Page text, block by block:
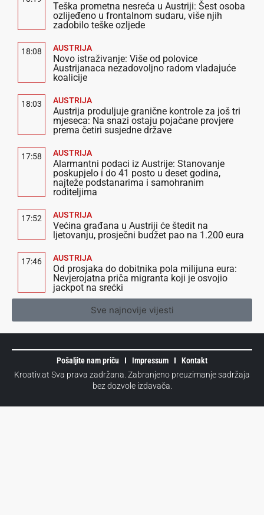
Teška prometna nesreća u Austriji: Šest osoba
ozlijeđeno u frontalnom sudaru, više njih
zadobilo teške ozljede
18:08 AUSTRIJA
Novo istraživanje: Više od polovice
Austrijanaca nezadovoljno radom vladajuće
koalicije
18:03 AUSTRIJA
Austrija produljuje granične kontrole za još tri
mjeseca: Na snazi ostaju pojačane provjere
prema četiri susjedne države
17:58 AUSTRIJA
Alarmantni podaci iz Austrije: Stanovanje
poskupjelo i do 41 posto u deset godina,
najteže podstanarima i samohranim
roditeljima
17:52 AUSTRIJA
Većina građana u Austriji će štedit na
ljetovanju, prosječni budžet pao na 1.200 eura
17:46 AUSTRIJA
Od prosjaka do dobitnika pola milijuna eura:
Nevjerojatna priča migranta koji je osvojio
jackpot na srećki
Sve najnovije vijesti
Pošaljite nam priču Impressum
Kontakt
Kroativ.at Sva prava zadržana. Zabranjeno preuzimanje sadržaja
bez dozvole izdavača.